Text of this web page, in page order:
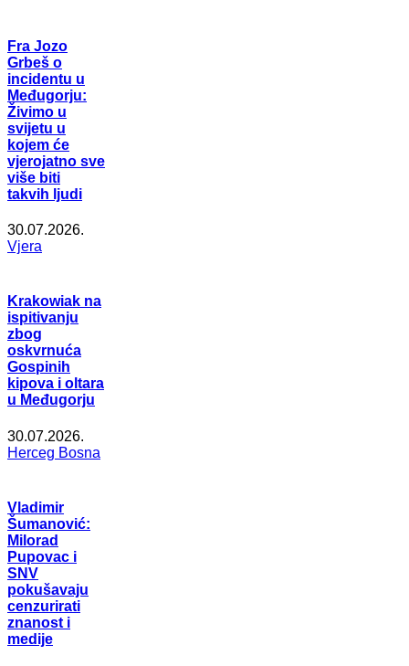
Fra Jozo
Grbeš o
incidentu u
Međugorju:
Živimo u
svijetu u
kojem će
vjerojatno sve
više biti
takvih ljudi
30.07.2026.
Vjera
Krakowiak na
ispitivanju
zbog
oskvrnuća
Gospinih
kipova i oltara
u Međugorju
30.07.2026.
Herceg Bosna
Vladimir
Šumanović:
Milorad
Pupovac i
SNV
pokušavaju
cenzurirati
znanost i
medije